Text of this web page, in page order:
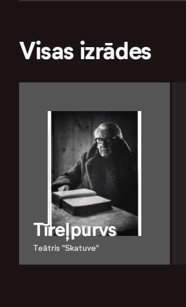
Visas izrādes
Tīreļpurvs
Teātris "Skatuve"